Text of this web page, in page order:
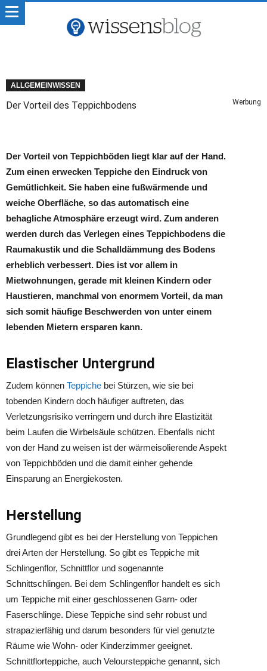
ALLGEMEINWISSEN
Der Vorteil des Teppichbodens Werbung
Der Vorteil von Teppichböden liegt klar auf der Hand.
Zum einen erwecken Teppiche den Eindruck von
Gemütlichkeit. Sie haben eine fußwärmende und
weiche Oberfläche, so das automatisch eine
behagliche Atmosphäre erzeugt wird. Zum anderen
werden durch das Verlegen eines Teppichbodens die
Raumakustik und die Schalldämmung des Bodens
erheblich verbessert. Dies ist vor allem in
Mietwohnungen, gerade mit kleinen Kindern oder
Haustieren, manchmal von enormem Vorteil, da man
sich somit häufige Beschwerden von unter einem
lebenden Mietern ersparen kann.
Elastischer Untergrund
Zudem können Teppiche bei Stürzen, wie sie bei
tobenden Kindern doch häufiger auftreten, das
Verletzungsrisiko verringern und durch ihre Elastizität
beim Laufen die Wirbelsäule schützen. Ebenfalls nicht
von der Hand zu weisen ist der wärmeisolierende Aspekt
von Teppichböden und die damit einher gehende
Einsparung an Energiekosten.
Herstellung
Grundlegend gibt es bei der Herstellung von Teppichen
drei Arten der Herstellung. So gibt es Teppiche mit
Schlingenflor, Schnittflor und sogenannte
Schnittschlingen. Bei dem Schlingenflor handelt es sich
um Teppiche mit einer geschlossenen Garn- oder
Faserschlinge. Diese Teppiche sind sehr robust und
strapazierfähig und darum besonders für viel genutzte
Räume wie Wohn- oder Kinderzimmer geeignet.
Schnittflorteppiche, auch Veloursteppiche genannt, sich